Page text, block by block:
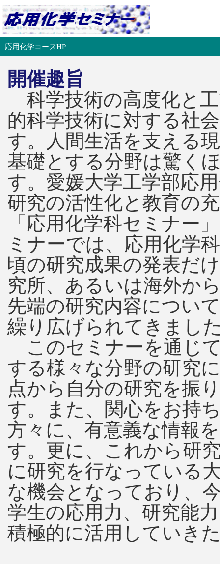
応用化学コースHP
開催趣旨
科学技術の高度化と
的科学技術に対する社
す。人間生活を支える
基礎とする分野は驚く
す。愛媛大学工学部応
研究の活性化と教育の
「応用化学科セミナー
ミナーでは、応用化学
頃の研究成果の発表だ
究所、あるいは海外か
先端の研究内容につい
繰り広げられてきまし
このセミナーを通じ
する様々な分野の研究
点から自分の研究を振
す。また、関心をお持
方々に、有意義な情報
す。更に、これから研
に研究を行なっている
な機会となっており、
学生の応用力、研究能
積極的に活用していき